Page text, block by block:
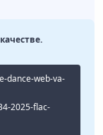
dance-web-va-
2025-flac-